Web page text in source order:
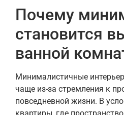
Почему
становится
ванной
Минималистичные
чаще из-за стремления к
повседневной жизни. В